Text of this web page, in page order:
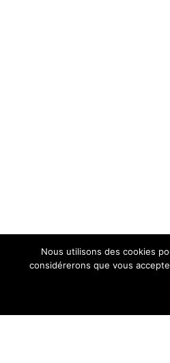
Nous utilisons des cookies
considérerons que vous